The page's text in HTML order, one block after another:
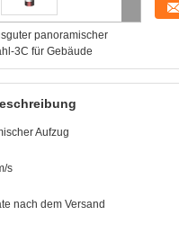
panoramischer
3C für Gebäude
Aufzug
s
nach dem Versand